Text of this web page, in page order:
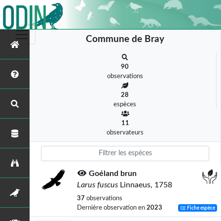
Commune de Bray
90
observations
28
espèces
11
observateurs
Goéland brun
Larus fuscus Linnaeus, 1758
37 observations
Dernière observation en 2023 Fiche espèce